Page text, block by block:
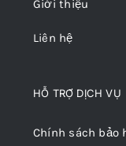
Giới thiệu
Liên hệ
HỖ TRỢ DỊCH VỤ
Chính sách bảo